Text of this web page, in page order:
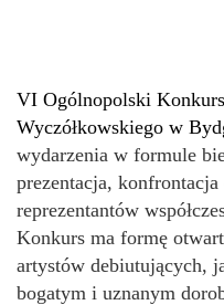
VI Ogólnopolski
Wyczółkowskiego w
wydarzenia w formule
prezentacja,
reprezentantów
Konkurs ma formę
artystów debiutujących,
bogatym i uznanym